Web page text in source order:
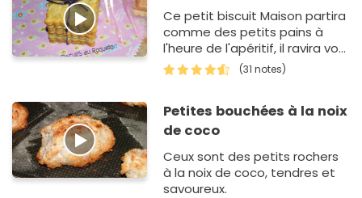
Ce petit biscuit Maison partira
comme des petits pains à
l'heure de l'apéritif, il ravira vos
palais grâce à la finesse de
son goût et à son croquant. A
(31 notes)
Petites bouchées à la noix
de coco
Ceux sont des petits rochers
à la noix de coco, tendres et
savoureux.